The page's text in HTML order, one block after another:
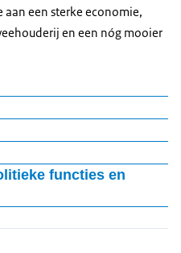
een sterke economie,
en een nóg mooier
beheer
tot staatssecretaris van
en Natuur in
Columbia Business
functies en